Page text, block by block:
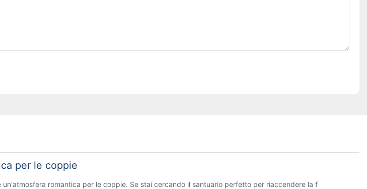
per le coppie
romantica per le coppie. Se stai cercando il santuario perfetto per riaccendere la f